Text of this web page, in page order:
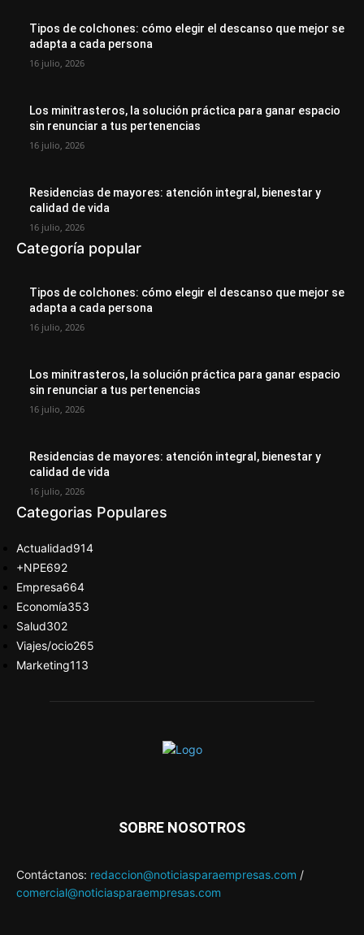
Tipos de colchones: cómo elegir el descanso que mejor se
adapta a cada persona
16 julio, 2026
Los minitrasteros, la solución práctica para ganar espacio
sin renunciar a tus pertenencias
16 julio, 2026
Residencias de mayores: atención integral, bienestar y
calidad de vida
16 julio, 2026
Categoría popular
Tipos de colchones: cómo elegir el descanso que mejor se
adapta a cada persona
16 julio, 2026
Los minitrasteros, la solución práctica para ganar espacio
sin renunciar a tus pertenencias
16 julio, 2026
Residencias de mayores: atención integral, bienestar y
calidad de vida
16 julio, 2026
Categorias Populares
Actualidad914
+NPE692
Empresa664
Economía353
Salud302
Viajes/ocio265
Marketing113
SOBRE NOSOTROS
Contáctanos: redaccion@noticiasparaempresas.com /
comercial@noticiasparaempresas.com